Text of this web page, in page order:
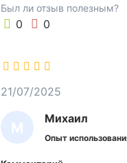
Был ли отзыв полезным?
0 0
М
И
Михаил
Опыт
21/07/2025